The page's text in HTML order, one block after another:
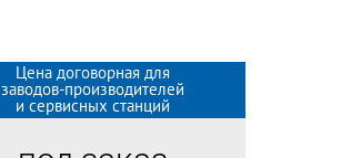
Цена договорная для
заводов-производителей
и сервисных станций
Цена договорная для
заводов-производителей
и сервисных станций